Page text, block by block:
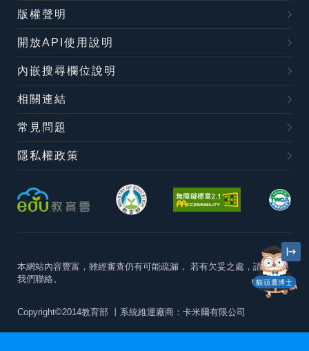
貓頭鷹博士
版權聲明
開放API使用說明
內嵌搜尋欄位說明
相關連結
常見問題
隱私權政策
本網站內容豐富，雖經審查仍有可能疏漏， 若有欠妥之處，請隨時與
我們聯絡。
Copyright©2014教育部 丨系統維運廠商：卡米爾有限公司